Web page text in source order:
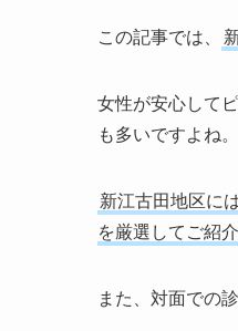
この記事では、
女性が安心して
も多いですよね。
新江古田地区に
を厳選してご紹介
また、対面での